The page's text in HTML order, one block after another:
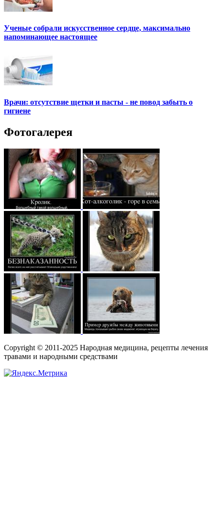
Ученые собрали искусственное сердце, максимально
напоминающее настоящее
Врачи: отсутствие щетки и пасты - не повод забыть о
гигиене
Фотогалерея
Copyright © 2011-2025 Народная медицина, рецепты лечения
травами и народными средствами